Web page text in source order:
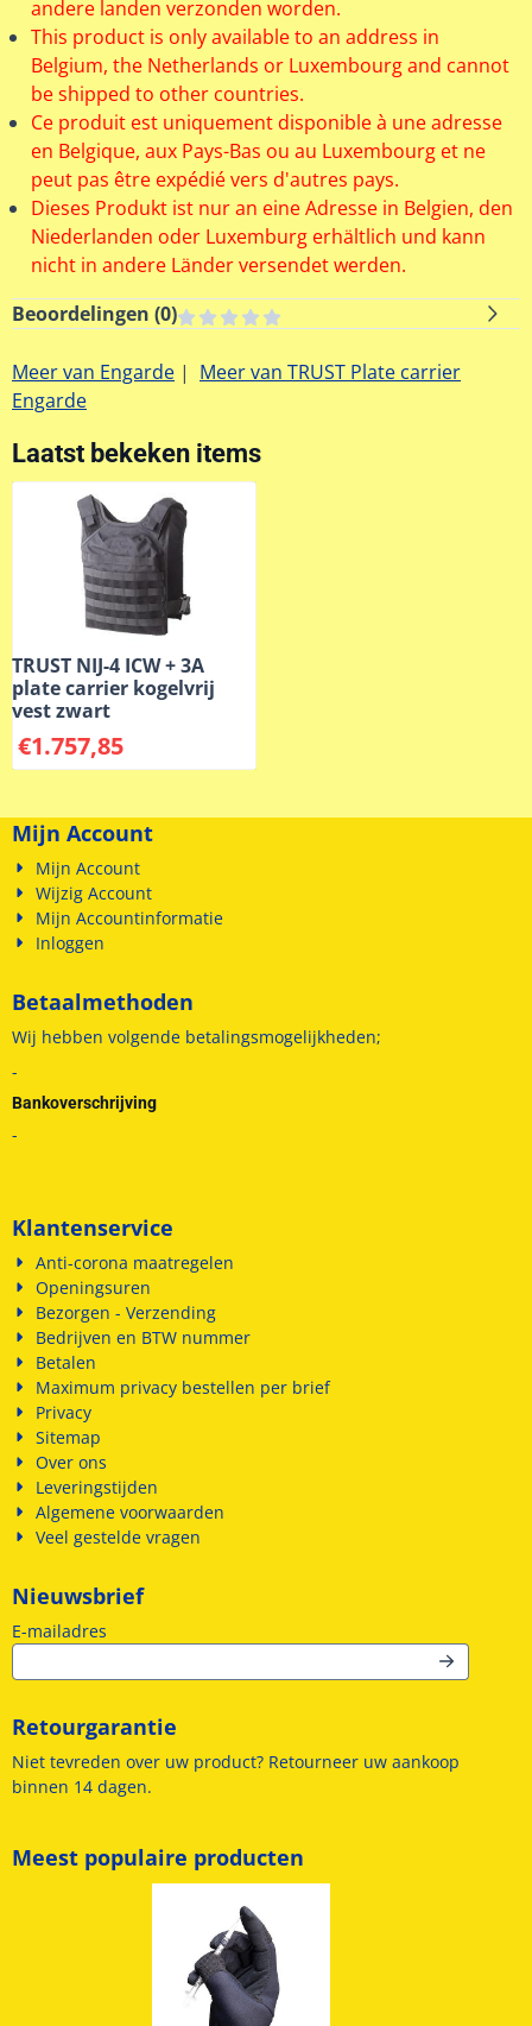
andere landen verzonden worden.
This product is only available to an address in
Belgium, the Netherlands or Luxembourg and cannot
be shipped to other countries.
Ce produit est uniquement disponible à une adresse
en Belgique, aux Pays-Bas ou au Luxembourg et ne
peut pas être expédié vers d'autres pays.
Dieses Produkt ist nur an eine Adresse in Belgien, den
Niederlanden oder Luxemburg erhältlich und kann
nicht in andere Länder versendet werden.
Beoordelingen (0)
Meer van Engarde | Meer van TRUST Plate carrier
Engarde
Laatst bekeken items
TRUST NIJ-4 ICW + 3A
plate carrier kogelvrij
vest zwart
€1.757,85
Mijn Account
Mijn Account
Wijzig Account
Mijn Accountinformatie
Inloggen
Betaalmethoden
Wij hebben volgende betalingsmogelijkheden;
-
Bankoverschrijving
-
Klantenservice
Anti-corona maatregelen
Openingsuren
Bezorgen - Verzending
Bedrijven en BTW nummer
Betalen
Maximum privacy bestellen per brief
Privacy
Sitemap
Over ons
Leveringstijden
Algemene voorwaarden
Veel gestelde vragen
Nieuwsbrief
E-mailadres
Retourgarantie
Niet tevreden over uw product? Retourneer uw aankoop
binnen 14 dagen.
Meest populaire producten